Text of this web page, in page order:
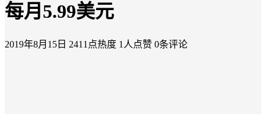
每月5.99美元
2019年8月15日 2411点热度 1人点赞 0条评论